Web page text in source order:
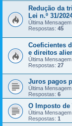
Redução da
Lei n.º 31/
Última
Respostas: 45
Coeficientes
e direitos
Última
Respostas: 27
Juros pagos
Última
Respostas: 6
O Imposto de
Última
Respostas: 1